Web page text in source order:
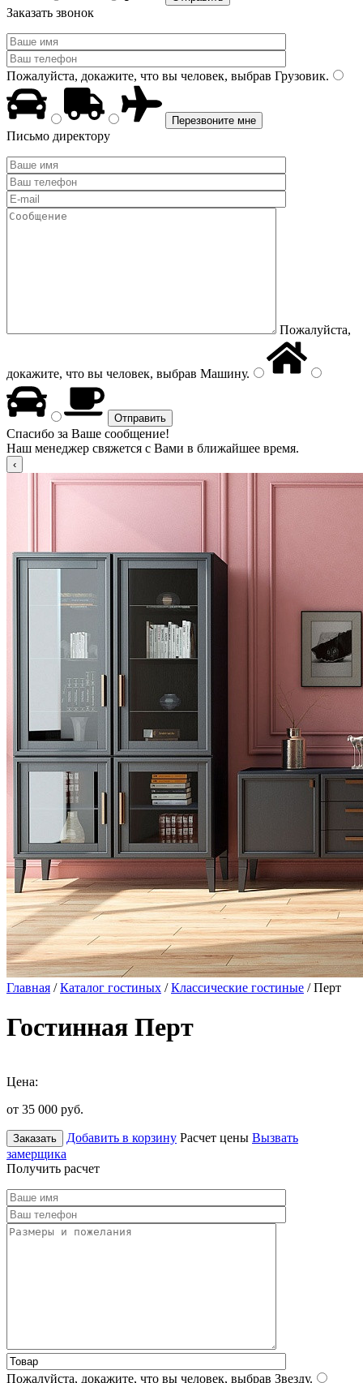
Заказать звонок
Пожалуйста, докажите, что вы человек, выбрав Грузовик.
Письмо директору
Пожалуйста,
докажите, что вы человек, выбрав Машину.
Спасибо за Ваше сообщение!
Наш менеджер свяжется с Вами в ближайшее время.
Главная /Каталог гостиных /Классические гостиные / Перт
Гостинная Перт
Цена:
от 35 000 руб.
Заказать Добавить в корзину Расчет цены Вызвать
замерщика
Получить расчет
Пожалуйста, докажите, что вы человек, выбрав Звезду.